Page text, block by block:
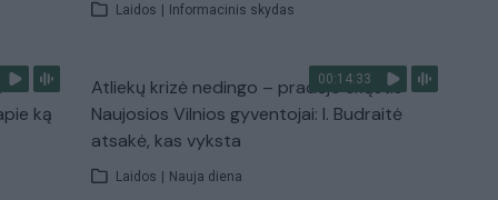
Laidos | Informacinis skydas
–
ką
00:14:33
Atliekų krizė nedingo – pradėjo skųstis
Naujosios Vilnios gyventojai: I. Budraitė
atsakė, kas vyksta
Laidos | Nauja diena